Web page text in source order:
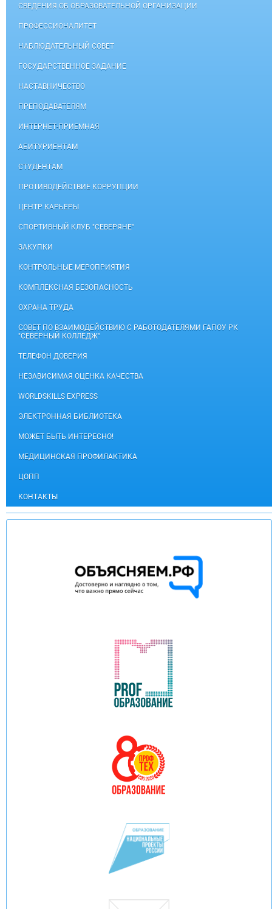
СВЕДЕНИЯ ОБ ОБРАЗОВАТЕЛЬНОЙ ОРГАНИЗАЦИИ
ПРОФЕССИОНАЛИТЕТ
НАБЛЮДАТЕЛЬНЫЙ СОВЕТ
ГОСУДАРСТВЕННОЕ ЗАДАНИЕ
НАСТАВНИЧЕСТВО
ПРЕПОДАВАТЕЛЯМ
ИНТЕРНЕТ-ПРИЕМНАЯ
АБИТУРИЕНТАМ
СТУДЕНТАМ
ПРОТИВОДЕЙСТВИЕ КОРРУПЦИИ
ЦЕНТР КАРЬЕРЫ
СПОРТИВНЫЙ КЛУБ "СЕВЕРЯНЕ"
ЗАКУПКИ
КОНТРОЛЬНЫЕ МЕРОПРИЯТИЯ
КОМПЛЕКСНАЯ БЕЗОПАСНОСТЬ
ОХРАНА ТРУДА
СОВЕТ ПО ВЗАИМОДЕЙСТВИЮ С РАБОТОДАТЕЛЯМИ ГАПОУ РК
"СЕВЕРНЫЙ КОЛЛЕДЖ"
ТЕЛЕФОН ДОВЕРИЯ
НЕЗАВИСИМАЯ ОЦЕНКА КАЧЕСТВА
WORLDSKILLS EXPRESS
ЭЛЕКТРОННАЯ БИБЛИОТЕКА
МОЖЕТ БЫТЬ ИНТЕРЕСНО!
МЕДИЦИНСКАЯ ПРОФИЛАКТИКА
ЦОПП
КОНТАКТЫ